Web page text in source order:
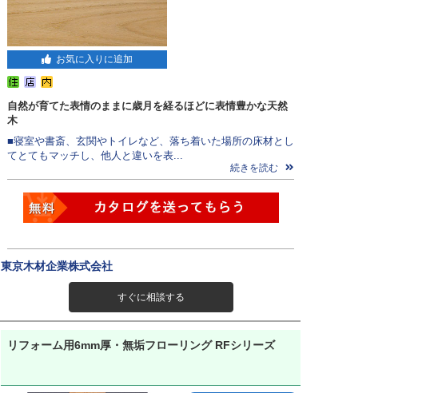
お気に入りに追加
自然が育てた表情のままに歳月を経るほどに表情豊かな天然
木
■寝室や書斎、玄関やトイレなど、落ち着いた場所の床材とし
てとてもマッチし、他人と違いを表...
続きを読む
東京木材企業株式会社
すぐに相談する
リフォーム用6mm厚・無垢フローリング RFシリーズ